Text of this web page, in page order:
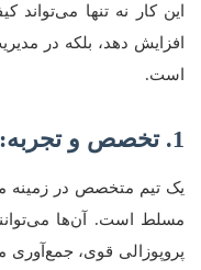
این کار نه تنها
افزایش دهد، بلکه در
است.
1. تخصص و تجربه: بهره‌مندی از دانش نخبگان
یک تیم متخصص در زمینه
مسلط است. آن‌ها
پروپوزالی قوی،